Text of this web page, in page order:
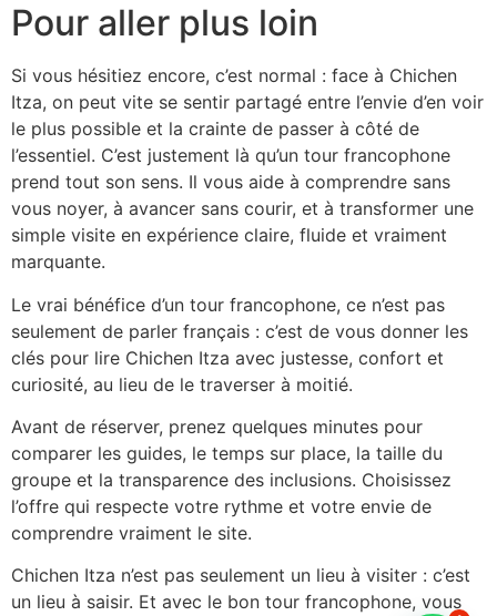
Pour aller plus loin
Si vous hésitiez encore, c’est normal : face à Chichen
Itza, on peut vite se sentir partagé entre l’envie d’en voir
le plus possible et la crainte de passer à côté de
l’essentiel. C’est justement là qu’un tour francophone
prend tout son sens. Il vous aide à comprendre sans
vous noyer, à avancer sans courir, et à transformer une
simple visite en expérience claire, fluide et vraiment
marquante.
Le vrai bénéfice d’un tour francophone, ce n’est pas
seulement de parler français : c’est de vous donner les
clés pour lire Chichen Itza avec justesse, confort et
curiosité, au lieu de le traverser à moitié.
Avant de réserver, prenez quelques minutes pour
comparer les guides, le temps sur place, la taille du
groupe et la transparence des inclusions. Choisissez
l’offre qui respecte votre rythme et votre envie de
comprendre vraiment le site.
Chichen Itza n’est pas seulement un lieu à visiter : c’est
un lieu à saisir. Et avec le bon tour francophone, vous